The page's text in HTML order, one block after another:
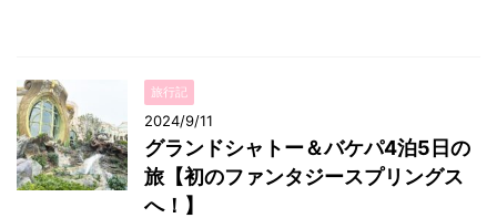
旅行記
2024/9/11
グランドシャトー＆バケパ4泊5日の
旅【初のファンタジースプリングス
へ！】